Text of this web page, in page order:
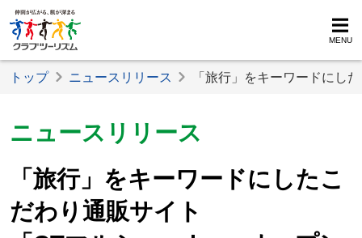
MENU
トップ ニュースリリース 「旅行」をキーワードにし
ニュースリリース
「旅行」をキーワードにしたこ
だわり通販サイト